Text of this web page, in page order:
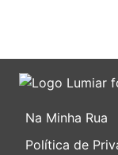
Na Minha Rua
Política de